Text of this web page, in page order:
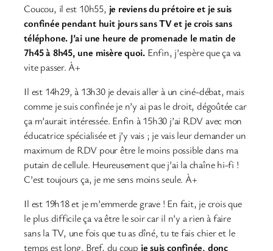
Coucou, il est 10h55, je reviens du prétoire et je suis
confinée pendant huit jours sans TV et je crois sans
téléphone. J’ai une heure de promenade le matin de
7h45 à 8h45, une misère quoi.Enfin, j’espère que ça va
vite passer. À+
Il est 14h29, à 13h30 je devais aller à un ciné-débat, mais
comme je suis confinée je n’y ai pas le droit, dégoûtée car
ça m’aurait intéressée. Enfin à 15h30 j’ai RDV avec mon
éducatrice spécialisée et j’y vais ; je vais leur demander un
maximum de RDV pour être le moins possible dans ma
putain de cellule. Heureusement que j’ai la chaîne hi-fi !
C’est toujours ça, je me sens moins seule. À+
Il est 19h18 et je m’emmerde grave ! En fait, je crois que
le plus difficile ça va être le soir car il n’y a rien à faire
sans la TV, une fois que tu as dîné, tu te fais chier et le
temps est long. Bref, du coup je suis confinée, donc